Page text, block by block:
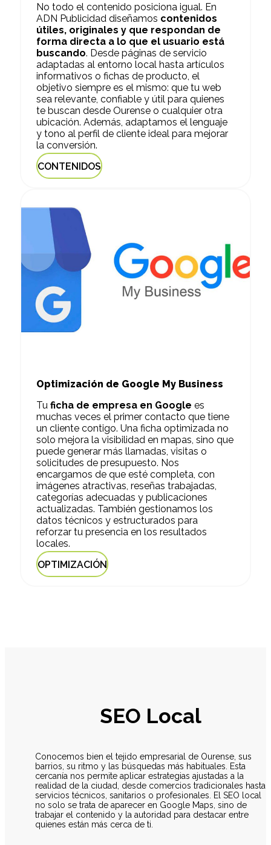
No todo el contenido posiciona igual. En
ADN Publicidad diseñamos contenidos
útiles, originales y que respondan de
forma directa a lo que el usuario está
buscando. Desde páginas de servicio
adaptadas al entorno local hasta artículos
informativos o fichas de producto, el
objetivo siempre es el mismo: que tu web
sea relevante, confiable y útil para quienes
te buscan desde Ourense o cualquier otra
ubicación. Además, adaptamos el lenguaje
y tono al perfil de cliente ideal para mejorar
la conversión.
CONTENIDOS
Optimización de Google My Business
Tu ficha de empresa en Google es
muchas veces el primer contacto que tiene
un cliente contigo. Una ficha optimizada no
solo mejora la visibilidad en mapas, sino que
puede generar más llamadas, visitas o
solicitudes de presupuesto. Nos
encargamos de que esté completa, con
imágenes atractivas, reseñas trabajadas,
categorías adecuadas y publicaciones
actualizadas. También gestionamos los
datos técnicos y estructurados para
reforzar tu presencia en los resultados
locales.
OPTIMIZACIÓN
SEO Local
Conocemos bien el tejido empresarial de Ourense, sus
barrios, su ritmo y las búsquedas más habituales. Esta
cercanía nos permite aplicar estrategias ajustadas a la
realidad de la ciudad, desde comercios tradicionales hasta
servicios técnicos, sanitarios o profesionales. El SEO local
no solo se trata de aparecer en Google Maps, sino de
trabajar el contenido y la autoridad para destacar entre
quienes están más cerca de ti.